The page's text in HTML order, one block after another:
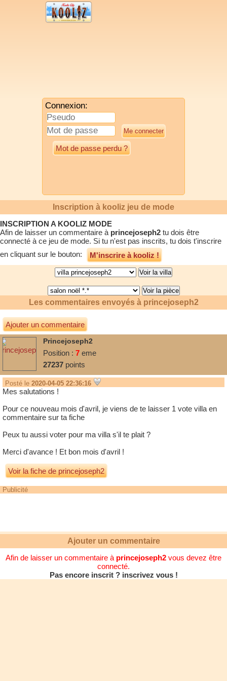
Connexion:
Mot de passe perdu ?
Inscription à kooliz jeu de mode
INSCRIPTION A KOOLIZ MODE
Afin de laisser un commentaire à princejoseph2 tu dois être
connecté à ce jeu de mode. Si tu n'est pas inscrits, tu dois t'inscrire
en cliquant sur le bouton:
M'inscrire à kooliz !
Les commentaires envoyés à princejoseph2
Ajouter un commentaire
Princejoseph2
Position : 7 eme
27237 points
Posté le 2020-04-05 22:36:16
Mes salutations !
Pour ce nouveau mois d'avril, je viens de te laisser 1 vote villa en
commentaire sur ta fiche
Peux tu aussi voter pour ma villa s'il te plait ?
Merci d'avance ! Et bon mois d'avril !
Voir la fiche de princejoseph2
Publicité
Ajouter un commentaire
Afin de laisser un commentaire à princejoseph2 vous devez être
connecté.
Pas encore inscrit ? inscrivez vous !